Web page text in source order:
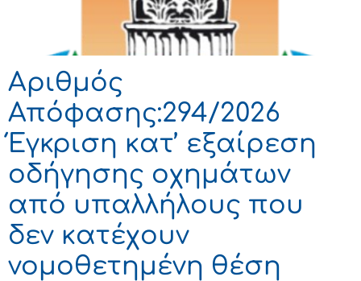
Αριθμός
Απόφασης:294/2026
Έγκριση κατ’ εξαίρεση
οδήγησης οχημάτων
από υπαλλήλους που
δεν κατέχουν
νομοθετημένη θέση